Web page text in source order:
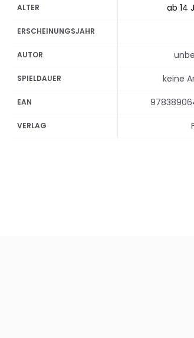
ALTER ab 14
ERSCHEINUNGSJAHR
AUTOR
SPIELDAUER keine
EAN
VERLAG